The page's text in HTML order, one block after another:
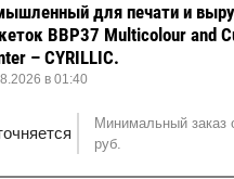
для печати и
BBP37 Multicolour and
– CYRILLIC.
в 01:40
Минимальный заказ
руб.